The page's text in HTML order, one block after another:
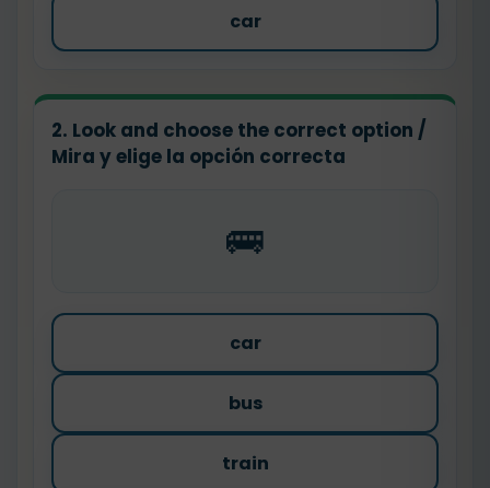
car
2. Look and choose the correct option /
Mira y elige la opción correcta
🚌
car
bus
train